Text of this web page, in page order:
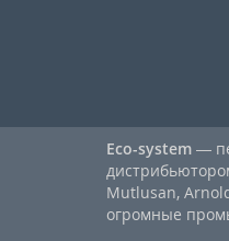
Eco-system —
Mutlusan,
огромные